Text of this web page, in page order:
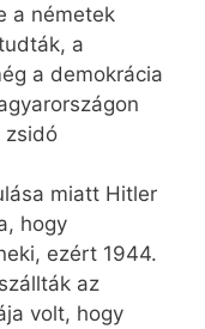
a németek
a
a demokrácia
zsidó
miatt Hitler
hogy
ezért 1944.
az
volt, hogy